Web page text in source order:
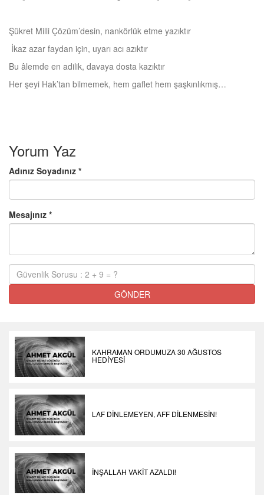
Şükret Milli Çözüm’desin, nankörlük etme yazıktır
İkaz azar faydan için, uyarı acı azıktır
Bu âlemde en adilik, davaya dosta kazıktır
Her şeyi Hak’tan bilmemek, hem gaflet hem şaşkınlıkmış…
Yorum Yaz
Adınız Soyadınız *
Mesajınız *
GÖNDER
KAHRAMAN ORDUMUZA 30 AĞUSTOS
HEDİYESİ
LAF DİNLEMEYEN, AFF DİLENMESİN!
İNŞALLAH VAKİT AZALDI!